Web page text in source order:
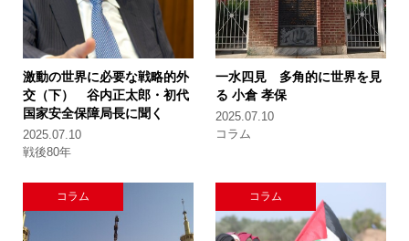
激動の世界に必要な戦略的外
交（下）
谷内正太郎・初代
国家安全保障局長に聞く
2025.07.10
戦後80年
一水四見 多角的に世界を見
る 小倉 孝保
2025.07.10
コラム
コラム コラム